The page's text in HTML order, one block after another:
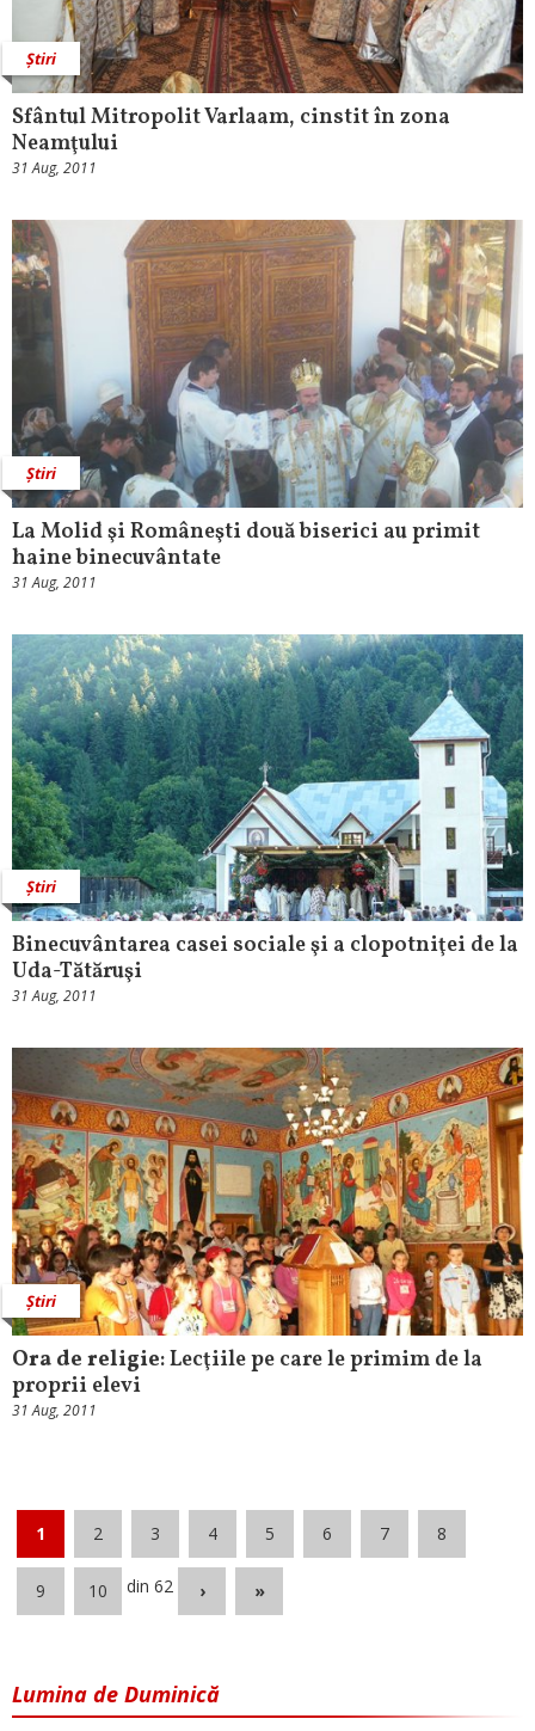
Știri
Sfântul Mitropolit Varlaam, cinstit în zona
Neamţului
31 Aug, 2011
Știri
La Molid şi Româneşti două biserici au primit
haine binecuvântate
31 Aug, 2011
Știri
Binecuvântarea casei sociale şi a clopotniţei de la
Uda-Tătăruşi
31 Aug, 2011
Știri
Ora de religie: Lecţiile pe care le primim de la
proprii elevi
31 Aug, 2011
1 2 3 4 5 6 7 8
9 10 din 62 › »
Lumina de Duminică